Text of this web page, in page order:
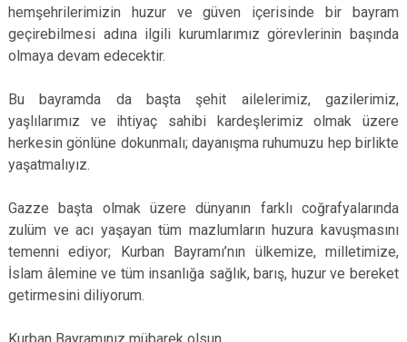
hemşehrilerimizin huzur ve güven içerisinde bir bayram
geçirebilmesi adına ilgili kurumlarımız görevlerinin başında
olmaya devam edecektir.
Bu bayramda da başta şehit ailelerimiz, gazilerimiz,
yaşlılarımız ve ihtiyaç sahibi kardeşlerimiz olmak üzere
herkesin gönlüne dokunmalı; dayanışma ruhumuzu hep birlikte
yaşatmalıyız.
Gazze başta olmak üzere dünyanın farklı coğrafyalarında
zulüm ve acı yaşayan tüm mazlumların huzura kavuşmasını
temenni ediyor; Kurban Bayramı’nın ülkemize, milletimize,
İslam âlemine ve tüm insanlığa sağlık, barış, huzur ve bereket
getirmesini diliyorum.